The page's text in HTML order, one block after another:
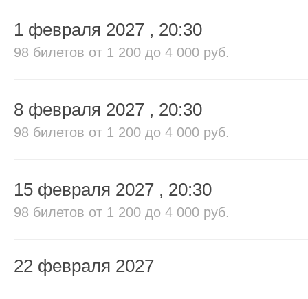
1 февраля 2027 , 20:30
98 билетов от 1 200 до 4 000 руб.
8 февраля 2027 , 20:30
98 билетов от 1 200 до 4 000 руб.
15 февраля 2027 , 20:30
98 билетов от 1 200 до 4 000 руб.
22 февраля 2027